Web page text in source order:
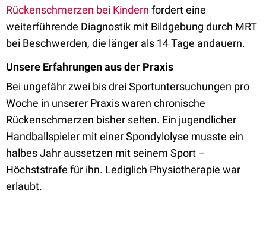
Rückenschmerzen bei Kindern fordert eine
weiterführende Diagnostik mit Bildgebung durch MRT
bei Beschwerden, die länger als 14 Tage andauern.
Unsere Erfahrungen aus der Praxis
Bei ungefähr zwei bis drei Sportuntersuchungen pro
Woche in unserer Praxis waren chronische
Rückenschmerzen bisher selten. Ein jugendlicher
Handballspieler mit einer Spondylolyse musste ein
halbes Jahr aussetzen mit seinem Sport –
Höchststrafe für ihn. Lediglich Physiotherapie war
erlaubt.